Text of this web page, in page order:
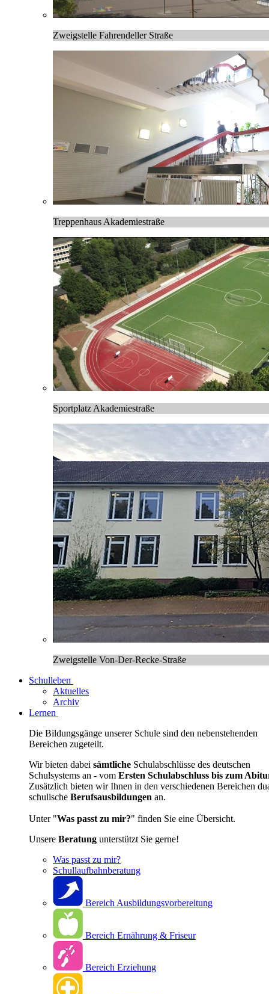
Zweigstelle Fahrendeller Straße
Treppenhaus Akademiestraße
Sportplatz Akademiestraße
Zweigstelle Von-Der-Recke-Straße
Schulleben
Aktuelles
Archiv
Lernen
Die Bildungsgänge unserer Schule sind den nebenstehenden
Bereichen zugeteilt.
Wir bieten dabei sämtliche Schulabschlüsse des deutschen
Schulsystems an - vom Ersten Schulabschluss bis zum
Zusätzlich bieten wir Ihnen in den verschiedenen Bereichen
schulische Berufsausbildungen an.
Unter "Was passt zu mir?" finden Sie eine Übersicht.
Unsere Beratung unterstützt Sie gerne!
Was passt zu mir?
Schullaufbahnberatung
Bereich Ausbildungsvorbereitung
Bereich Ernährung & Friseur
Bereich Erziehung